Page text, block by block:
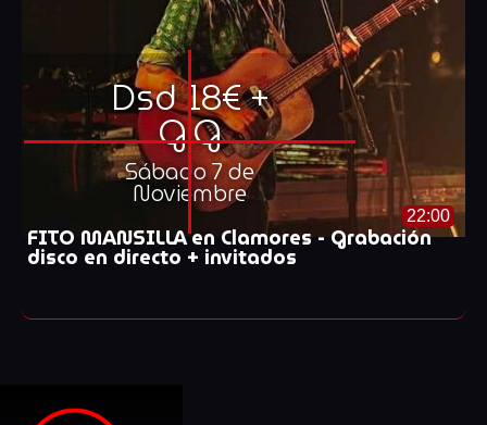
Dsd 18€ +
G.G
Sábado 7 de
Noviembre
22:00
FITO MANSILLA en Clamores - Grabación
disco en directo + invitados